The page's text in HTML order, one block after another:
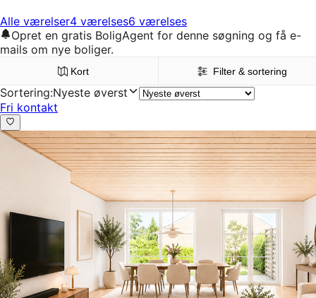
Alle værelser4 værelses6 værelses
Opret en gratis BoligAgent for denne søgning og få e-
mails om nye boliger.
Kort Filter & sortering
Sortering:Nyeste øverst
Fri kontakt